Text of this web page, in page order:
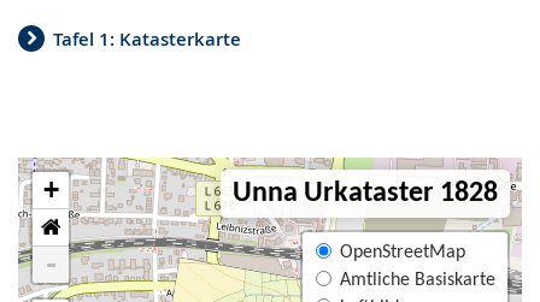
Tafel 1: Katasterkarte